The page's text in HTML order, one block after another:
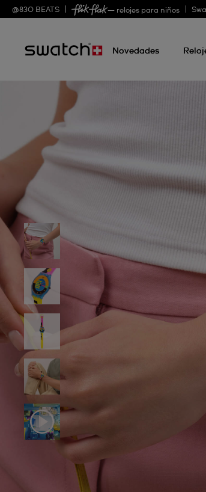
@830 BEATS — relojes para niños
Novedades